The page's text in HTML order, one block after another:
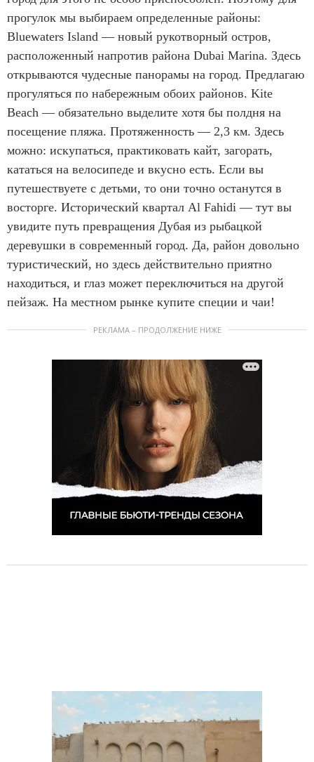
прогулок мы выбираем определенные районы:
Bluewaters Island — новый рукотворный остров,
расположенный напротив района Dubai Marina. Здесь
открываются чудесные панорамы на город. Предлагаю
прогуляться по набережным обоих районов. Kite
Beach — обязательно выделите хотя бы полдня на
посещение пляжа. Протяженность — 2,3 км. Здесь
можно: искупаться, практиковать кайт, загорать,
кататься на велосипеде и вкусно есть. Если вы
путешествуете с детьми, то они точно останутся в
восторге. Исторический квартал Al Fahidi — тут вы
увидите путь превращения Дубая из рыбацкой
деревушки в современный город. Да, район довольно
туристический, но здесь действительно приятно
находиться, и глаз может переключиться на другой
пейзаж. На местном рынке купите специи и чаи!
РЕКЛАМА – ПРОДОЛЖЕНИЕ НИЖЕ